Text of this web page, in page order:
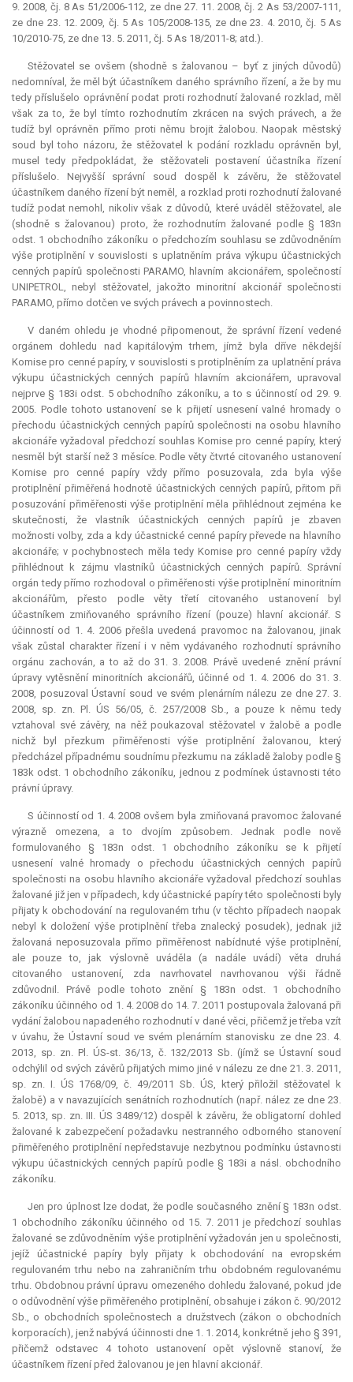
9. 2008, čj. 8 As 51/2006-112, ze dne 27. 11. 2008, čj. 2 As 53/2007-111,
ze dne 23. 12. 2009, čj. 5 As 105/2008-135, ze dne 23. 4. 2010, čj. 5 As
10/2010-75, ze dne 13. 5. 2011, čj. 5 As 18/2011-8; atd.).
Stěžovatel se ovšem (shodně s žalovanou – byť z jiných důvodů)
nedomníval, že měl být účastníkem daného správního řízení, a že by mu
tedy příslušelo oprávnění podat proti rozhodnutí žalované rozklad, měl
však za to, že byl tímto rozhodnutím zkrácen na svých právech, a že
tudíž byl oprávněn přímo proti němu brojit žalobou. Naopak městský
soud byl toho názoru, že stěžovatel k podání rozkladu oprávněn byl,
musel tedy předpokládat, že stěžovateli postavení účastníka řízení
příslušelo. Nejvyšší správní soud dospěl k závěru, že stěžovatel
účastníkem daného řízení být neměl, a rozklad proti rozhodnutí žalované
tudíž podat nemohl, nikoliv však z důvodů, které uváděl stěžovatel, ale
(shodně s žalovanou) proto, že rozhodnutím žalované podle § 183n
odst. 1 obchodního zákoníku o předchozím souhlasu se zdůvodněním
výše protiplnění v souvislosti s uplatněním práva výkupu účastnických
cenných papírů společnosti PARAMO, hlavním akcionářem, společností
UNIPETROL, nebyl stěžovatel, jakožto minoritní akcionář společnosti
PARAMO, přímo dotčen ve svých právech a povinnostech.
V daném ohledu je vhodné připomenout, že správní řízení vedené
orgánem dohledu nad kapitálovým trhem, jímž byla dříve někdejší
Komise pro cenné papíry, v souvislosti s protiplněním za uplatnění práva
výkupu účastnických cenných papírů hlavním akcionářem, upravoval
nejprve § 183i odst. 5 obchodního zákoníku, a to s účinností od 29. 9.
2005. Podle tohoto ustanovení se k přijetí usnesení valné hromady o
přechodu účastnických cenných papírů společnosti na osobu hlavního
akcionáře vyžadoval předchozí souhlas Komise pro cenné papíry, který
nesměl být starší než 3 měsíce. Podle věty čtvrté citovaného ustanovení
Komise pro cenné papíry vždy přímo posuzovala, zda byla výše
protiplnění přiměřená hodnotě účastnických cenných papírů, přitom při
posuzování přiměřenosti výše protiplnění měla přihlédnout zejména ke
skutečnosti, že vlastník účastnických cenných papírů je zbaven
možnosti volby, zda a kdy účastnické cenné papíry převede na hlavního
akcionáře; v pochybnostech měla tedy Komise pro cenné papíry vždy
přihlédnout k zájmu vlastníků účastnických cenných papírů. Správní
orgán tedy přímo rozhodoval o přiměřenosti výše protiplnění minoritním
akcionářům, přesto podle věty třetí citovaného ustanovení byl
účastníkem zmiňovaného správního řízení (pouze) hlavní akcionář. S
účinností od 1. 4. 2006 přešla uvedená pravomoc na žalovanou, jinak
však zůstal charakter řízení i v něm vydávaného rozhodnutí správního
orgánu zachován, a to až do 31. 3. 2008. Právě uvedené znění právní
úpravy vytěsnění minoritních akcionářů, účinné od 1. 4. 2006 do 31. 3.
2008, posuzoval Ústavní soud ve svém plenárním nálezu ze dne 27. 3.
2008, sp. zn. Pl. ÚS 56/05, č. 257/2008 Sb., a pouze k němu tedy
vztahoval své závěry, na něž poukazoval stěžovatel v žalobě a podle
nichž byl přezkum přiměřenosti výše protiplnění žalovanou, který
předcházel případnému soudnímu přezkumu na základě žaloby podle §
183k odst. 1 obchodního zákoníku, jednou z podmínek ústavnosti této
právní úpravy.
S účinností od 1. 4. 2008 ovšem byla zmiňovaná pravomoc žalované
výrazně omezena, a to dvojím způsobem. Jednak podle nově
formulovaného § 183n odst. 1 obchodního zákoníku se k přijetí
usnesení valné hromady o přechodu účastnických cenných papírů
společnosti na osobu hlavního akcionáře vyžadoval předchozí souhlas
žalované již jen v případech, kdy účastnické papíry této společnosti byly
přijaty k obchodování na regulovaném trhu (v těchto případech naopak
nebyl k doložení výše protiplnění třeba znalecký posudek), jednak již
žalovaná neposuzovala přímo přiměřenost nabídnuté výše protiplnění,
ale pouze to, jak výslovně uváděla (a nadále uvádí) věta druhá
citovaného ustanovení, zda navrhovatel navrhovanou výši řádně
zdůvodnil. Právě podle tohoto znění § 183n odst. 1 obchodního
zákoníku účinného od 1. 4. 2008 do 14. 7. 2011 postupovala žalovaná při
vydání žalobou napadeného rozhodnutí v dané věci, přičemž je třeba vzít
v úvahu, že Ústavní soud ve svém plenárním stanovisku ze dne 23. 4.
2013, sp. zn. Pl. ÚS-st. 36/13, č. 132/2013 Sb. (jímž se Ústavní soud
odchýlil od svých závěrů přijatých mimo jiné v nálezu ze dne 21. 3. 2011,
sp. zn. I. ÚS 1768/09, č. 49/2011 Sb. ÚS, který přiložil stěžovatel k
žalobě) a v navazujících senátních rozhodnutích (např. nález ze dne 23.
5. 2013, sp. zn. III. ÚS 3489/12) dospěl k závěru, že obligatorní dohled
žalované k zabezpečení požadavku nestranného odborného stanovení
přiměřeného protiplnění nepředstavuje nezbytnou podmínku ústavnosti
výkupu účastnických cenných papírů podle § 183i a násl. obchodního
zákoníku.
Jen pro úplnost lze dodat, že podle současného znění § 183n odst.
1 obchodního zákoníku účinného od 15. 7. 2011 je předchozí souhlas
žalované se zdůvodněním výše protiplnění vyžadován jen u společnosti,
jejíž účastnické papíry byly přijaty k obchodování na evropském
regulovaném trhu nebo na zahraničním trhu obdobném regulovanému
trhu. Obdobnou právní úpravu omezeného dohledu žalované, pokud jde
o odůvodnění výše přiměřeného protiplnění, obsahuje i zákon č. 90/2012
Sb., o obchodních společnostech a družstvech (zákon o obchodních
korporacích), jenž nabývá účinnosti dne 1. 1. 2014, konkrétně jeho § 391,
přičemž odstavec 4 tohoto ustanovení opět výslovně stanoví, že
účastníkem řízení před žalovanou je jen hlavní akcionář.